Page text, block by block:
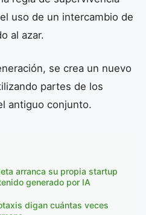
uso de un intercambio de
al azar.
se crea un nuevo
partes de los
antiguo conjunto.
arranca su propia startup
generado por IA
digan cuántas veces